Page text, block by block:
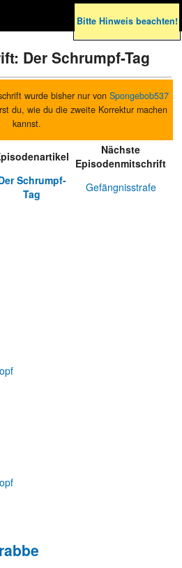
Der Schrumpf-Tag
wurde bisher nur von Spongebob537
du, wie du die zweite Korrektur machen
kannst.
Nächste
Episodenmitschrift
Schrumpf-
Tag
Gefängnisstrafe
Bitte Hinweis beachten!